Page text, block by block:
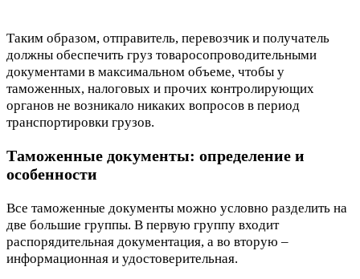
Таким образом, отправитель, перевозчик и получатель
должны обеспечить груз товаросопроводительными
документами в максимальном объеме, чтобы у
таможенных, налоговых и прочих контролирующих
органов не возникало никаких вопросов в период
транспортировки грузов.
Таможенные документы: определение и
особенности
Все таможенные документы можно условно разделить на
две большие группы. В первую группу входит
распорядительная документация, а во вторую –
информационная и удостоверительная.